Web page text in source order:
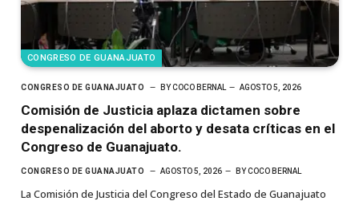
CONGRESO DE GUANAJUATO
CONGRESO DE GUANAJUATO BYCOCO BERNAL AGOSTO 5, 2026
Comisión de Justicia aplaza dictamen sobre
despenalización del aborto y desata críticas en el
Congreso de Guanajuato.
CONGRESO DE GUANAJUATO AGOSTO 5, 2026 BYCOCO BERNAL
La Comisión de Justicia del Congreso del Estado de Guanajuato